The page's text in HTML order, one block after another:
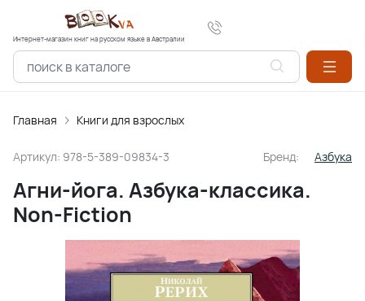
Интернет-магазин книг на русском языке в Австралии
Главная Книги для взрослых
Артикул: 978-5-389-09834-3 Бренд: Азбука
Агни-йога. Азбука-классика.
Non-Fiction